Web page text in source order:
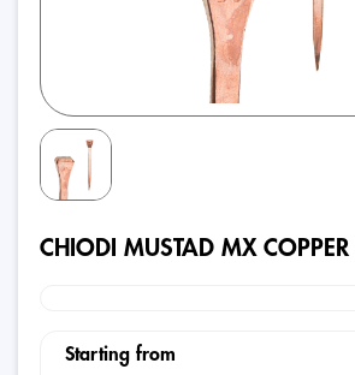
CHIODI MUSTAD MX COPPER
Starting from